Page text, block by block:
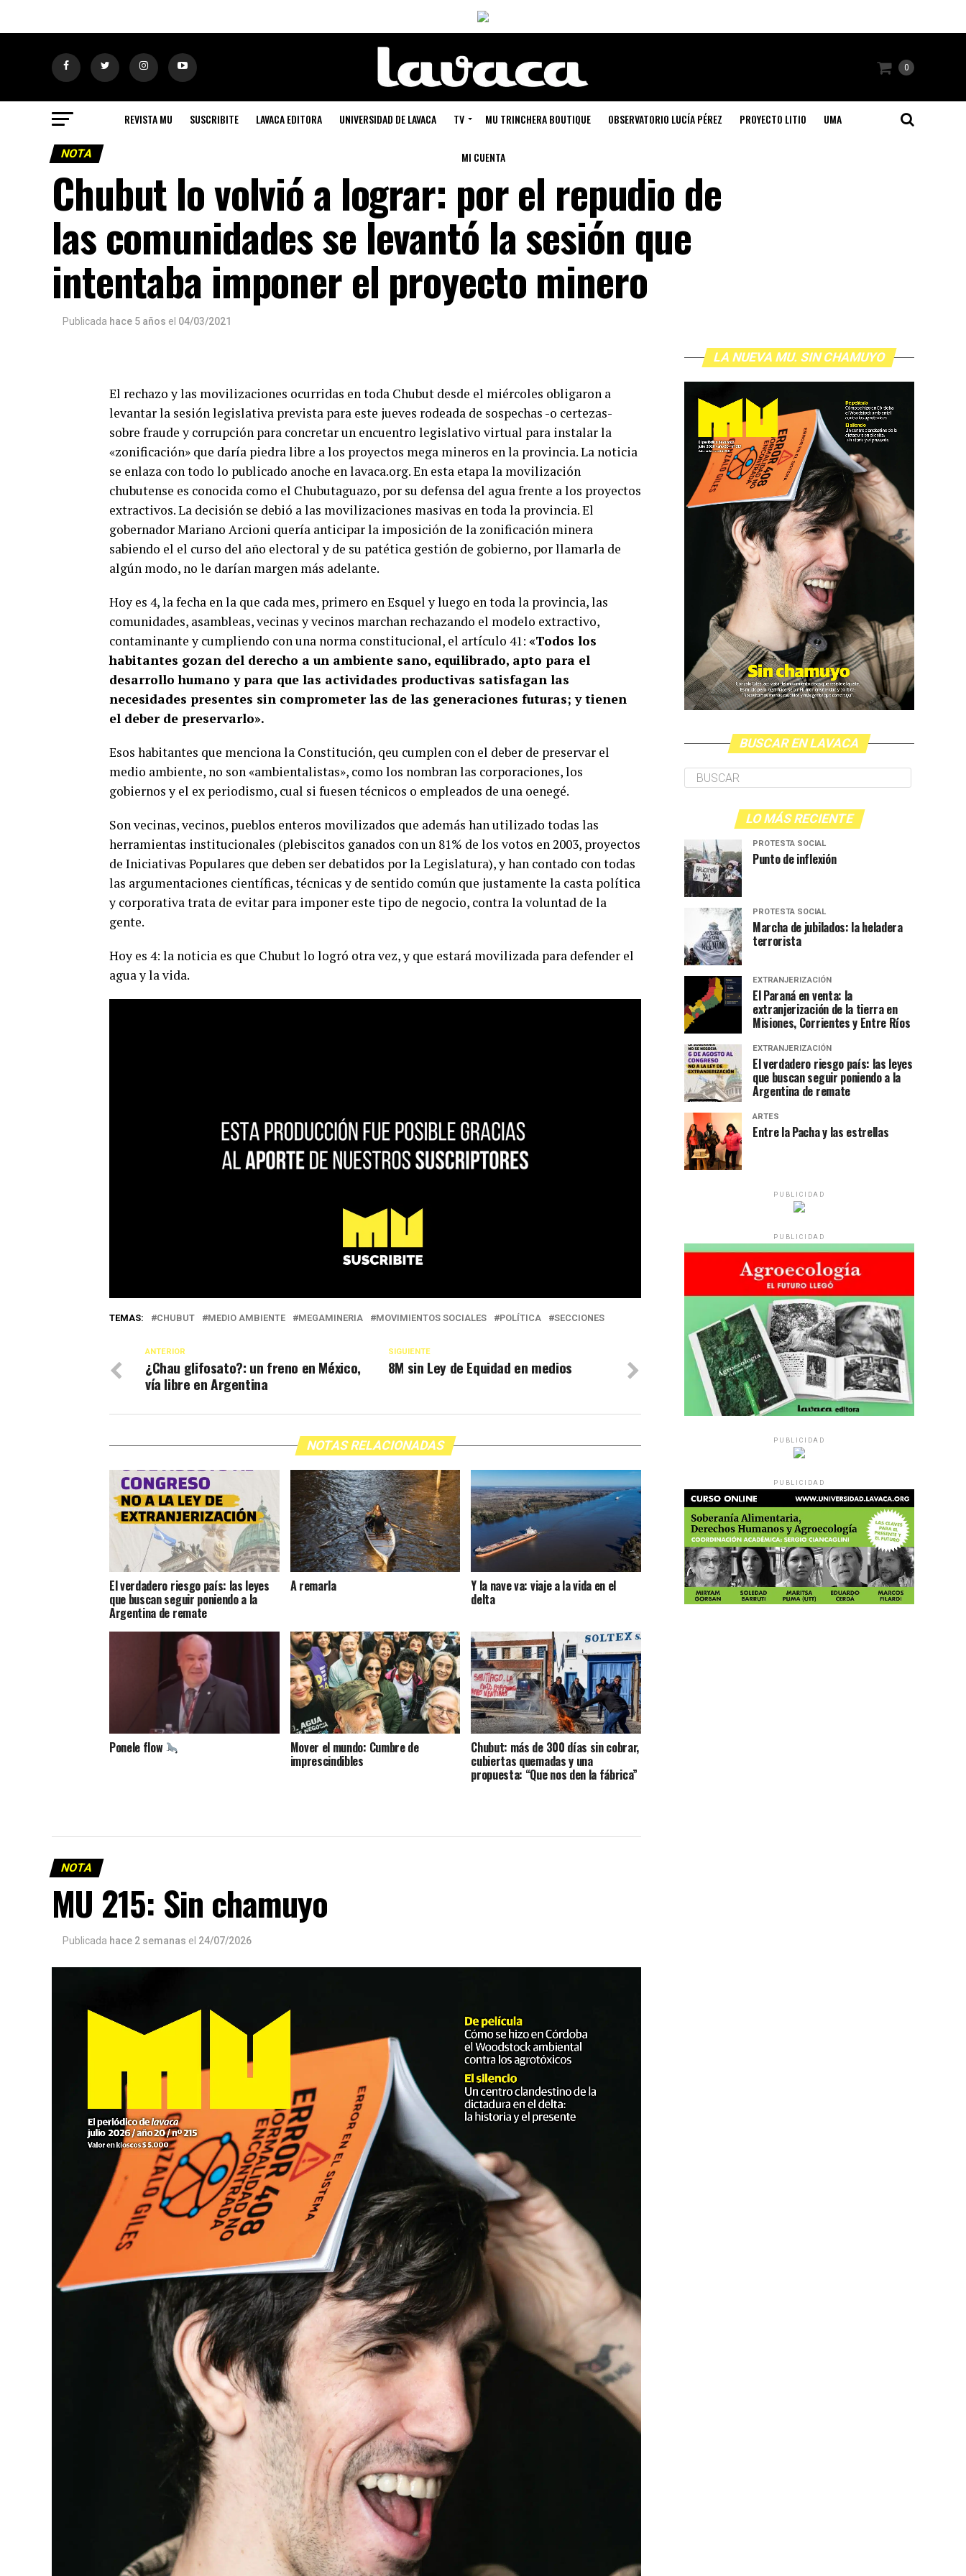
0
REVISTA MU SUSCRIBITE LAVACA EDITORA UNIVERSIDAD DE LAVACA TV MU TRINCHERA BOUTIQUE OBSERVATORIO LUCÍA PÉREZ PROYECTO LITIO UMA
MI CUENTA
NOTA
Chubut lo volvió a lograr: por el repudio de
las comunidades se levantó la sesión que
intentaba imponer el proyecto minero
Publicada hace 5 años el 04/03/2021
El rechazo y las movilizaciones ocurridas en toda Chubut desde el miércoles obligaron a
levantar la sesión legislativa prevista para este jueves rodeada de sospechas -o certezas-
sobre fraude y corrupción para concretar un encuentro legislativo virtual para instalar la
«zonificación» que daría piedra libre a los proyectos mega mineros en la provincia. La noticia
se enlaza con todo lo publicado anoche en lavaca.org. En esta etapa la movilización
chubutense es conocida como el Chubutaguazo, por su defensa del agua frente a los proyectos
extractivos. La decisión se debió a las movilizaciones masivas en toda la provincia. El
gobernador Mariano Arcioni quería anticipar la imposición de la zonificación minera
sabiendo el el curso del año electoral y de su patética gestión de gobierno, por llamarla de
algún modo, no le darían margen más adelante.
Hoy es 4, la fecha en la que cada mes, primero en Esquel y luego en toda la provincia, las
comunidades, asambleas, vecinas y vecinos marchan rechazando el modelo extractivo,
contaminante y cumpliendo con una norma constitucional, el artículo 41: «Todos los
habitantes gozan del derecho a un ambiente sano, equilibrado, apto para el
desarrollo humano y para que las actividades productivas satisfagan las
necesidades presentes sin comprometer las de las generaciones futuras; y tienen
el deber de preservarlo».
Esos habitantes que menciona la Constitución, qeu cumplen con el deber de preservar el
medio ambiente, no son «ambientalistas», como los nombran las corporaciones, los
gobiernos y el ex periodismo, cual si fuesen técnicos o empleados de una oenegé.
Son vecinas, vecinos, pueblos enteros movilizados que además han utilizado todas las
herramientas institucionales (plebiscitos ganados con un 81% de los votos en 2003, proyectos
de Iniciativas Populares que deben ser debatidos por la Legislatura), y han contado con todas
las argumentaciones científicas, técnicas y de sentido común que justamente la casta política
y corporativa trata de evitar para imponer este tipo de negocio, contra la voluntad de la
gente.
Hoy es 4: la noticia es que Chubut lo logró otra vez, y que estará movilizada para defender el
agua y la vida.
TEMAS: CHUBUT MEDIO AMBIENTE MEGAMINERIA MOVIMIENTOS SOCIALES POLÍTICA SECCIONES
SIGUIENTE
8M sin Ley de Equidad en medios
ANTERIOR
¿Chau glifosato?: un freno en México,
vía libre en Argentina
NOTAS RELACIONADAS
El verdadero riesgo país: las leyes
que buscan seguir poniendo a la
Argentina de remate
A remarla Y la nave va: viaje a la vida en el
delta
Ponele flow Mover el mundo: Cumbre de
imprescindibles
Chubut: más de 300 días sin cobrar,
cubiertas quemadas y una
propuesta: “Que nos den la fábrica”
NOTA
MU 215: Sin chamuyo
Publicada hace 2 semanas el 24/07/2026
LA NUEVA MU. SIN CHAMUYO
BUSCAR EN LAVACA
LO MÁS RECIENTE
PROTESTA SOCIAL
Punto de inflexión
PROTESTA SOCIAL
Marcha de jubilados: la heladera
terrorista
EXTRANJERIZACIÓN
El Paraná en venta: la
extranjerización de la tierra en
Misiones, Corrientes y Entre Ríos
EXTRANJERIZACIÓN
El verdadero riesgo país: las leyes
que buscan seguir poniendo a la
Argentina de remate
ARTES
Entre la Pacha y las estrellas
PUBLICIDAD
PUBLICIDAD
PUBLICIDAD
PUBLICIDAD